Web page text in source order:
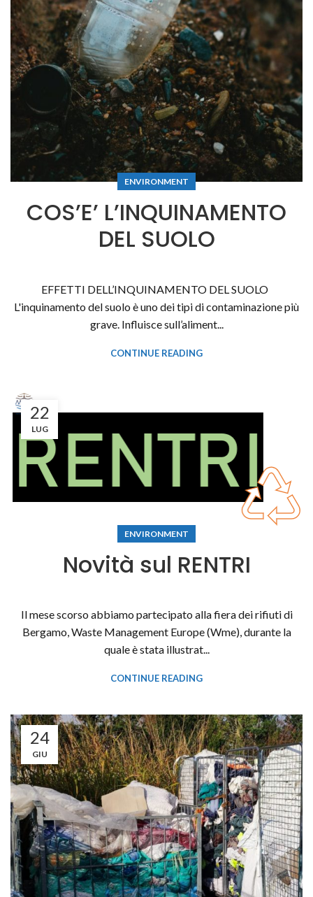
ENVIRONMENT
COS’E’ L’INQUINAMENTO
DEL SUOLO
EFFETTI DELL’INQUINAMENTO DEL SUOLO
L'inquinamento del suolo è uno dei tipi di contaminazione più
grave. Influisce sull’aliment...
CONTINUE READING
22
LUG
ENVIRONMENT
Novità sul RENTRI
Il mese scorso abbiamo partecipato alla fiera dei rifiuti di
Bergamo, Waste Management Europe (Wme), durante la
quale è stata illustrat...
CONTINUE READING
24
GIU